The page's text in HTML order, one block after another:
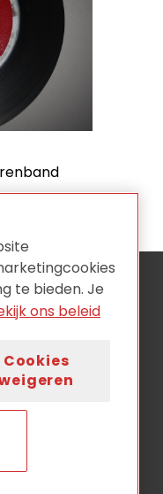
voor
wordt aangestuurd
te bieden. Je
ons beleid
Cookies